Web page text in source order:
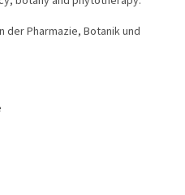
Pharmazie, Botanik und